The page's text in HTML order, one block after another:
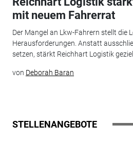
mit neuem Fahrerrat
Der Mangel an Lkw-Fahrern stellt die
Herausforderungen. Anstatt
setzen, stärkt Reichhart Logistik
von Deborah Baran
STELLENANGEBOTE